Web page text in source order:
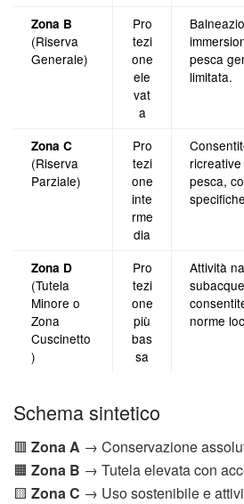
Zona B
(Riserva
Generale)
Pro
tezi
one
ele
vat
a
pesca
limitata.
Zona C
(Riserva
Parziale)
Pro
tezi
one
inte
rme
dia
pesca,
Zona D
(Tutela
Minore o
Zona
Cuscinetto
)
Pro
tezi
one
più
bas
sa
Attività
norme
Schema sintetico
🟥 Zona A → Conservazione
🟧 Zona B → Tutela elevata con
🟨 Zona C → Uso sostenibile e